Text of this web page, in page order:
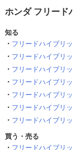
ホンダ フリード
知る
フリードハイブリ
フリードハイブリ
フリードハイブリ
フリードハイブリ
フリードハイブリ
フリードハイブリ
フリードハイブリ
買う・売る
フリードハイブリ